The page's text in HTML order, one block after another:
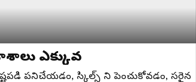
ఎక్కువ
పనిచేయడం, స్కిల్స్ ని పెంచుకోవడం, సరైన